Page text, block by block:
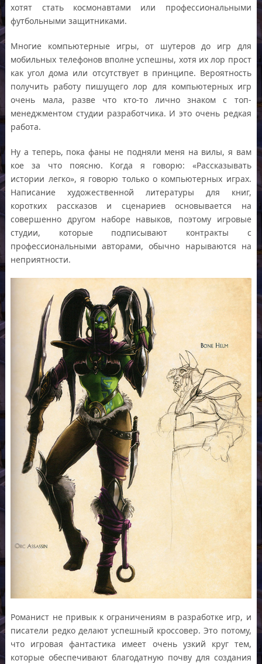
хотят стать космонавтами или профессиональными
футбольными защитниками.
Многие компьютерные игры, от шутеров до игр для
мобильных телефонов вполне успешны, хотя их лор прост
как угол дома или отсутствует в принципе. Вероятность
получить работу пишущего лор для компьютерных игр
очень мала, разве что кто-то лично знаком с топ-
менеджментом студии разработчика. И это очень редкая
работа.
Ну а теперь, пока фаны не подняли меня на вилы, я вам
кое за что поясню. Когда я говорю: «Рассказывать
истории легко», я говорю только о компьютерных играх.
Написание художественной литературы для книг,
коротких рассказов и сценариев основывается на
совершенно другом наборе навыков, поэтому игровые
студии, которые подписывают контракты с
профессиональными авторами, обычно нарываются на
неприятности.
Романист не привык к ограничениям в разработке игр, и
писатели редко делают успешный кроссовер. Это потому,
что игровая фантастика имеет очень узкий круг тем,
которые обеспечивают благодатную почву для создания